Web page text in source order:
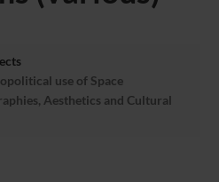
use of Space
Aesthetics and Cultural